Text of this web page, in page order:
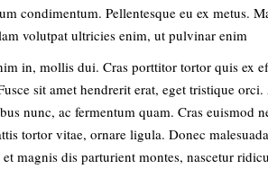
condimentum. Pellentesque eu ex metus.
volutpat ultricies enim, ut pulvinar enim
in, mollis dui. Cras porttitor tortor quis ex
sit amet hendrerit erat, eget tristique orci.
nunc, ac fermentum quam. Cras euismod
tortor vitae, ornare ligula. Donec
magnis dis parturient montes, nascetur